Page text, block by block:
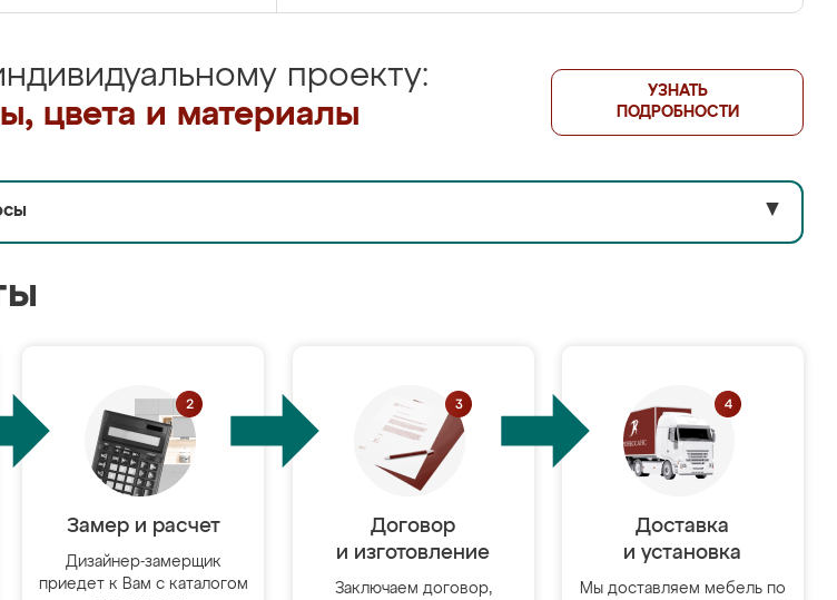
проекту:
цвета и материалы
УЗНАТЬ
ПОДРОБНОСТИ
▼
Замер и расчет
Дизайнер-замерщик
приедет к Вам с каталогом
Договор
и изготовление
Заключаем договор,
Доставка
и установка
Мы доставляем мебель по